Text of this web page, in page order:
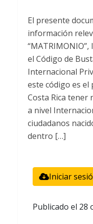
El presente
información
el Código de
Internacional
este código es
Costa Rica tener
a nivel
ciudadanos
dentro […]
Iniciar
Publicado el 28